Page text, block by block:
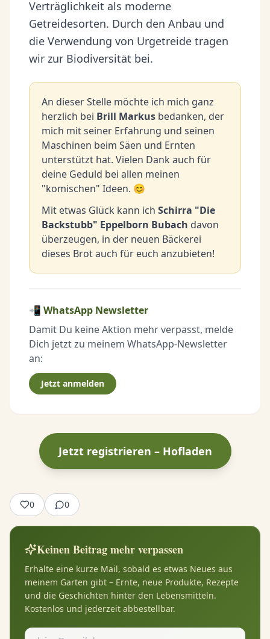
Verträglichkeit als moderne
Getreidesorten. Durch den Anbau und
die Verwendung von Urgetreide tragen
wir zur Biodiversität bei.
An dieser Stelle möchte ich mich ganz
herzlich bei Brill Markus bedanken, der
mich mit seiner Erfahrung und seinen
Maschinen beim Säen und Ernten
unterstützt hat. Vielen Dank auch für
deine Geduld bei allen meinen
"komischen" Ideen. 😊
Mit etwas Glück kann ich Schirra "Die
Backstubb" Eppelborn Bubach davon
überzeugen, in der neuen Bäckerei
dieses Brot auch für euch anzubieten!
📲 WhatsApp Newsletter
Damit Du keine Aktion mehr verpasst, melde
Dich jetzt zu meinem WhatsApp-Newsletter
an:
Jetzt anmelden
Jetzt registrieren – Hofladen
0 0
Keinen Beitrag mehr verpassen
Erhalte eine kurze Mail, sobald es etwas Neues aus
meinem Garten gibt – Ernte, neue Produkte, Rezepte
und die Geschichten hinter den Lebensmitteln.
Kostenlos und jederzeit abbestellbar.